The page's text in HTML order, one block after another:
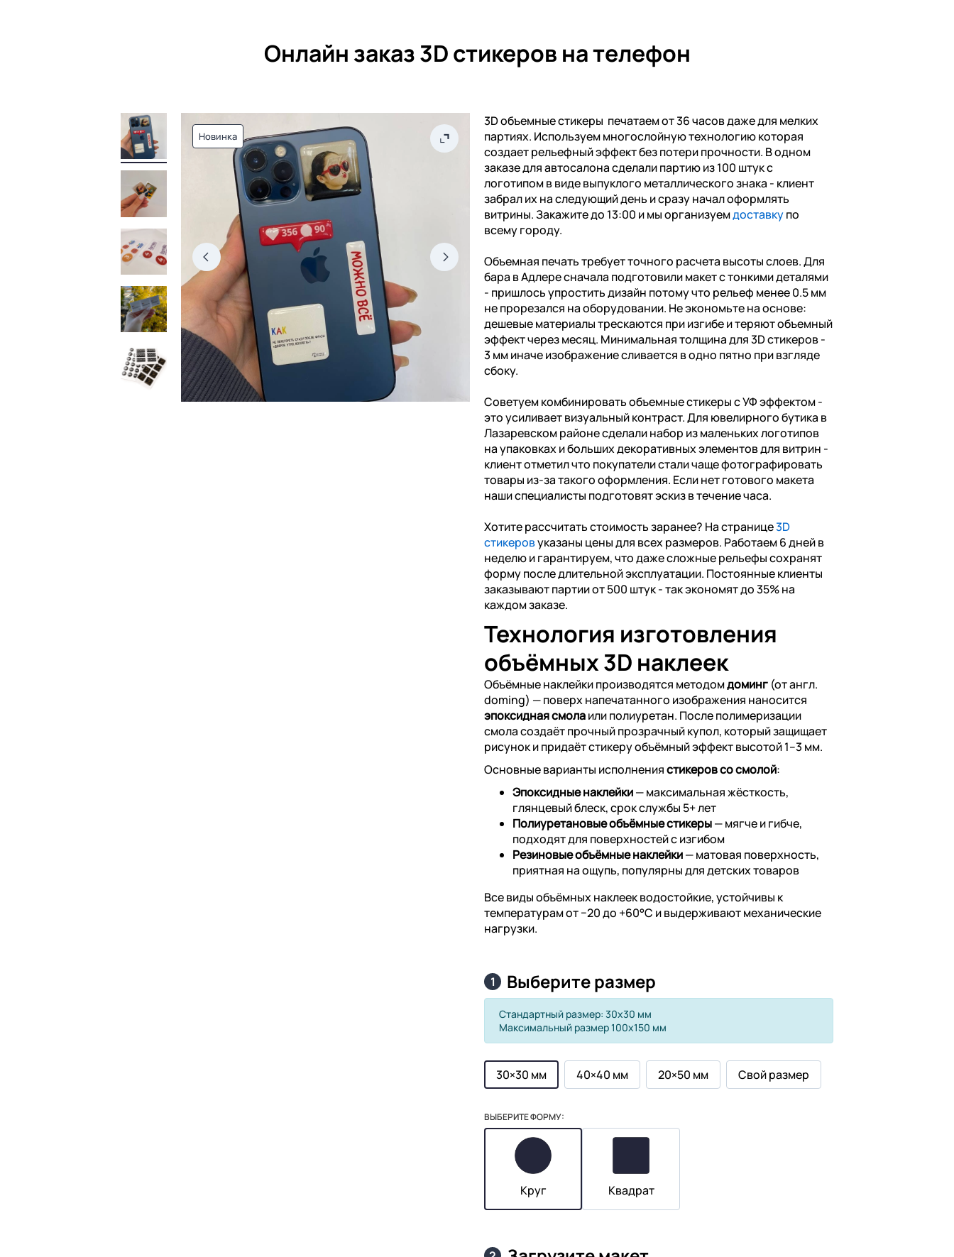
Онлайн заказ 3D стикеров на телефон
Новинка
3D объемные стикеры печатаем от 36 часов даже для мелких
партиях. Используем многослойную технологию которая
создает рельефный эффект без потери прочности. В одном
заказе для автосалона сделали партию из 100 штук с
логотипом в виде выпуклого металлического знака - клиент
забрал их на следующий день и сразу начал оформлять
витрины. Закажите до 13:00 и мы организуемдоставкупо
всему городу.
Объемная печать требует точного расчета высоты слоев. Для
бара в Адлере сначала подготовили макет с тонкими деталями
- пришлось упростить дизайн потому что рельеф менее 0.5 мм
не прорезался на оборудовании. Не экономьте на основе:
дешевые материалы трескаются при изгибе и теряют объемный
эффект через месяц. Минимальная толщина для 3D стикеров -
3 мм иначе изображение сливается в одно пятно при взгляде
сбоку.
Советуем комбинировать объемные стикеры с УФ эффектом -
это усиливает визуальный контраст. Для ювелирного бутика в
Лазаревском районе сделали набор из маленьких логотипов
на упаковках и больших декоративных элементов для витрин -
клиент отметил что покупатели стали чаще фотографировать
товары из-за такого оформления. Если нет готового макета
наши специалисты подготовят эскиз в течение часа.
Хотите рассчитать стоимость заранее? На странице3D
стикеровуказаны цены для всех размеров. Работаем 6 дней в
неделю и гарантируем, что даже сложные рельефы сохранят
форму после длительной эксплуатации. Постоянные клиенты
заказывают партии от 500 штук - так экономят до 35% на
каждом заказе.
Технология изготовления
объёмных 3D наклеек
Объёмные наклейки производятся методомдоминг (от англ.
doming) — поверх напечатанного изображения наносится
эпоксидная смолаили полиуретан. После полимеризации
смола создаёт прочный прозрачный купол, который защищает
рисунок и придаёт стикеру объёмный эффект высотой 1–3 мм.
Основные варианты исполнениястикеров со смолой:
Эпоксидные наклейки— максимальная жёсткость,
глянцевый блеск, срок службы 5+ лет
Полиуретановые объёмные стикеры— мягче и гибче,
подходят для поверхностей с изгибом
Резиновые объёмные наклейки— матовая поверхность,
приятная на ощупь, популярны для детских товаров
Все виды объёмных наклеек водостойкие, устойчивы к
температурам от −20 до +60°C и выдерживают механические
нагрузки.
1 Выберите размер
Стандартный размер: 30х30 мм
Максимальный размер 100х150 мм
30×30 мм 40×40 мм 20×50 мм Свой размер
ВЫБЕРИТЕ ФОРМУ:
Круг Квадрат